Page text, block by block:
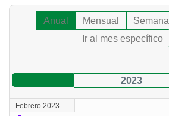
Anual Mensual Semanal
Ir al mes específico
2023
Febrero 2023